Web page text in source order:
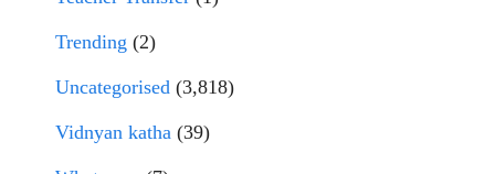
Trending (2)
Uncategorised (3,818)
Vidnyan katha (39)